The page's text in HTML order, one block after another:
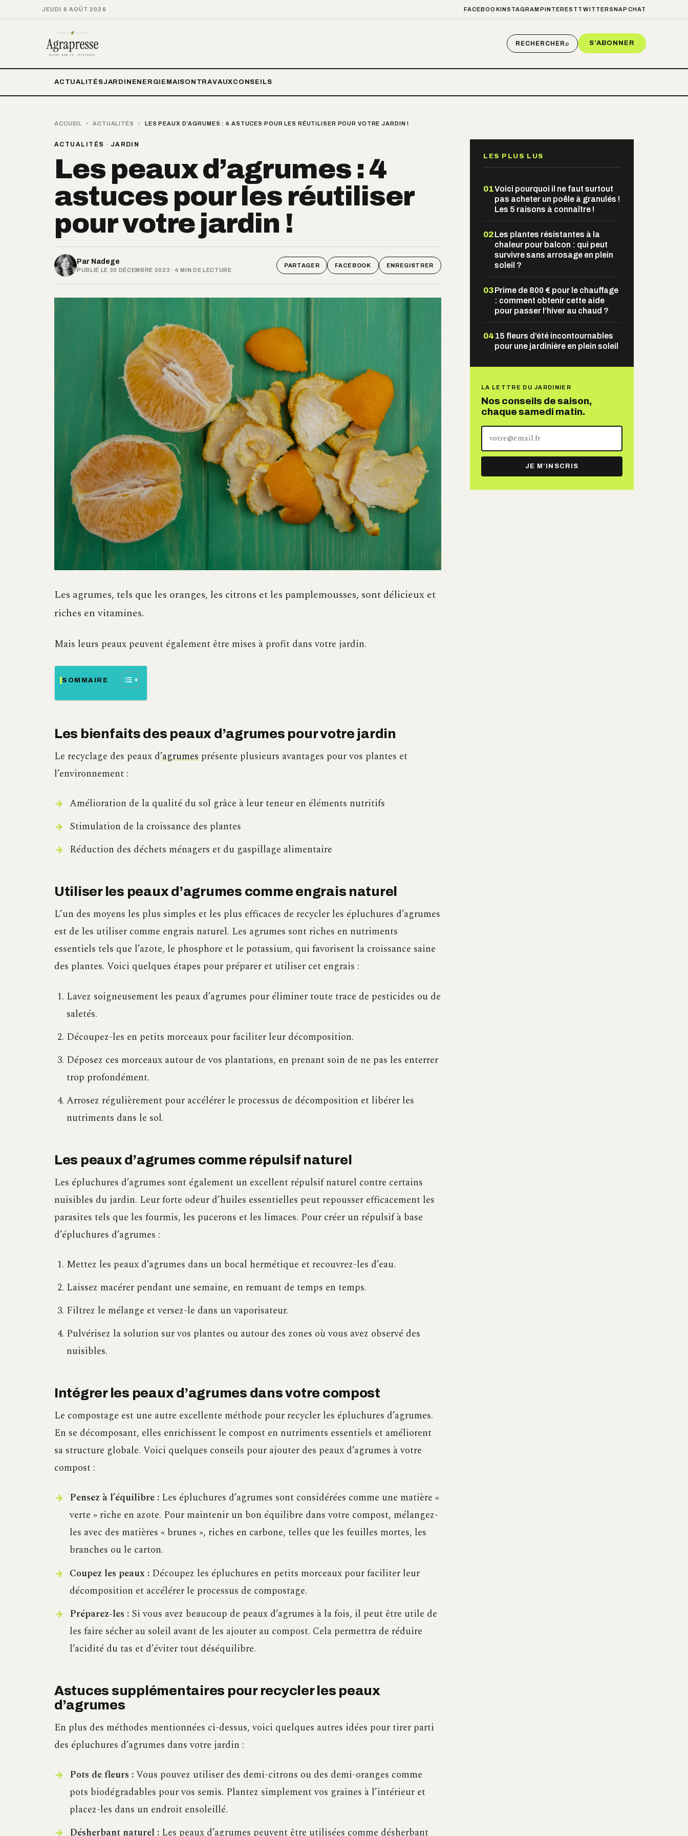
JEUDI 6 AOÛT 2026 FACEBOOKINSTAGRAM PINTEREST TWITTER SNAPCHAT
RECHERCHER⌕ S’ABONNER
ACTUALITÉSJARDIN ENERGIE MAISON TRAVAUXCONSEILS
ACCUEIL › ACTUALITÉS › LES PEAUX D’AGRUMES : 4 ASTUCES POUR LES RÉUTILISER POUR VOTRE JARDIN !
ACTUALITÉS · JARDIN
Les peaux d’agrumes : 4
astuces pour les réutiliser
pour votre jardin !
Par Nadege
PUBLIÉ LE 30 DÉCEMBRE 2023 · 4 MIN DE LECTURE
PARTAGER FACEBOOK ENREGISTRER
Les agrumes, tels que les oranges, les citrons et les pamplemousses, sont délicieux et
riches en vitamines.
Mais leurs peaux peuvent également être mises à profit dans votre jardin.
SOMMAIRE
Les bienfaits des peaux d’agrumes pour votre jardin
Le recyclage des peaux d’agrumes présente plusieurs avantages pour vos plantes et
l’environnement :
Amélioration de la qualité du sol grâce à leur teneur en éléments nutritifs
Stimulation de la croissance des plantes
Réduction des déchets ménagers et du gaspillage alimentaire
Utiliser les peaux d’agrumes comme engrais naturel
L’un des moyens les plus simples et les plus efficaces de recycler les épluchures d’agrumes
est de les utiliser comme engrais naturel. Les agrumes sont riches en nutriments
essentiels tels que l’azote, le phosphore et le potassium, qui favorisent la croissance saine
des plantes. Voici quelques étapes pour préparer et utiliser cet engrais :
Lavez soigneusement les peaux d’agrumes pour éliminer toute trace de pesticides ou de
saletés.
Découpez-les en petits morceaux pour faciliter leur décomposition.
Déposez ces morceaux autour de vos plantations, en prenant soin de ne pas les enterrer
trop profondément.
Arrosez régulièrement pour accélérer le processus de décomposition et libérer les
nutriments dans le sol.
Les peaux d’agrumes comme répulsif naturel
Les épluchures d’agrumes sont également un excellent répulsif naturel contre certains
nuisibles du jardin. Leur forte odeur d’huiles essentielles peut repousser efficacement les
parasites tels que les fourmis, les pucerons et les limaces. Pour créer un répulsif à base
d’épluchures d’agrumes :
Mettez les peaux d’agrumes dans un bocal hermétique et recouvrez-les d’eau.
Laissez macérer pendant une semaine, en remuant de temps en temps.
Filtrez le mélange et versez-le dans un vaporisateur.
Pulvérisez la solution sur vos plantes ou autour des zones où vous avez observé des
nuisibles.
Intégrer les peaux d’agrumes dans votre compost
Le compostage est une autre excellente méthode pour recycler les épluchures d’agrumes.
En se décomposant, elles enrichissent le compost en nutriments essentiels et améliorent
sa structure globale. Voici quelques conseils pour ajouter des peaux d’agrumes à votre
compost :
Pensez à l’équilibre : Les épluchures d’agrumes sont considérées comme une matière «
verte » riche en azote. Pour maintenir un bon équilibre dans votre compost, mélangez-
les avec des matières « brunes », riches en carbone, telles que les feuilles mortes, les
branches ou le carton.
Coupez les peaux :Découpez les épluchures en petits morceaux pour faciliter leur
décomposition et accélérer le processus de compostage.
Préparez-les :Si vous avez beaucoup de peaux d’agrumes à la fois, il peut être utile de
les faire sécher au soleil avant de les ajouter au compost. Cela permettra de réduire
l’acidité du tas et d’éviter tout déséquilibre.
Astuces supplémentaires pour recycler les peaux
d’agrumes
En plus des méthodes mentionnées ci-dessus, voici quelques autres idées pour tirer parti
des épluchures d’agrumes dans votre jardin :
Pots de fleurs :Vous pouvez utiliser des demi-citrons ou des demi-oranges comme
pots biodégradables pour vos semis. Plantez simplement vos graines à l’intérieur et
placez-les dans un endroit ensoleillé.
Désherbant naturel :Les peaux d’agrumes peuvent être utilisées comme désherbant
LES PLUS LUS
01Voici pourquoi il ne faut surtout
pas acheter un poêle à granulés !
Les 5 raisons à connaître !
02Les plantes résistantes à la
chaleur pour balcon : qui peut
survivre sans arrosage en plein
soleil ?
03Prime de 800 € pour le chauffage
: comment obtenir cette aide
pour passer l’hiver au chaud ?
04 15 fleurs d’été incontournables
pour une jardinière en plein soleil
LA LETTRE DU JARDINIER
Nos conseils de saison,
chaque samedi matin.
adresse
mail
JE M’INSCRIS